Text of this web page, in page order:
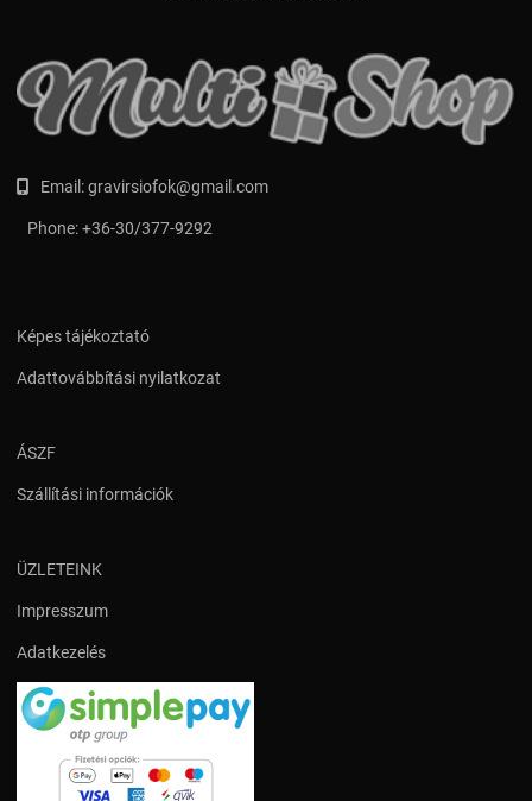
Email:gravirsiofok@gmail.com
Phone:+36-30/377-9292
Képes tájékoztató
Adattovábbítási nyilatkozat
ÁSZF
Szállítási információk
ÜZLETEINK
Impresszum
Adatkezelés